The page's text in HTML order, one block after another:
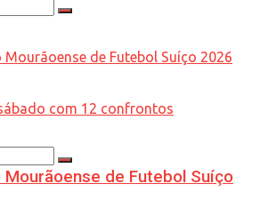
Mourãoense de Futebol Suíço